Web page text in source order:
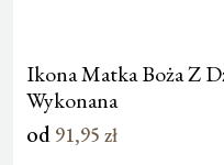
Ikona Matka Boża Z
Wykonana
od 91,95 zł